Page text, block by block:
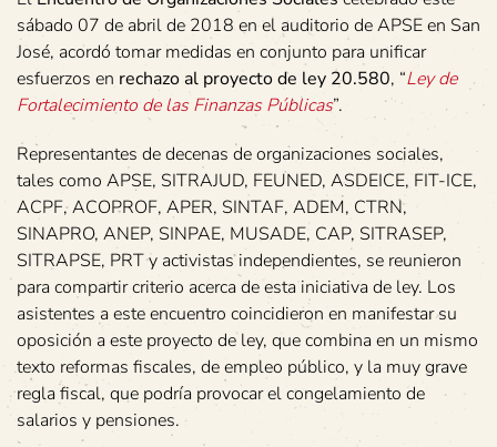
sábado 07 de abril de 2018 en el auditorio de APSE en San
José, acordó tomar medidas en conjunto para unificar
esfuerzos en rechazo al proyecto de ley 20.580, “Ley de
Fortalecimiento de las Finanzas Públicas”.
Representantes de decenas de organizaciones sociales,
tales como APSE, SITRAJUD, FEUNED, ASDEICE, FIT-ICE,
ACPF, ACOPROF, APER, SINTAF, ADEM, CTRN,
SINAPRO, ANEP, SINPAE, MUSADE, CAP, SITRASEP,
SITRAPSE, PRT y activistas independientes, se reunieron
para compartir criterio acerca de esta iniciativa de ley. Los
asistentes a este encuentro coincidieron en manifestar su
oposición a este proyecto de ley, que combina en un mismo
texto reformas fiscales, de empleo público, y la muy grave
regla fiscal, que podría provocar el congelamiento de
salarios y pensiones.